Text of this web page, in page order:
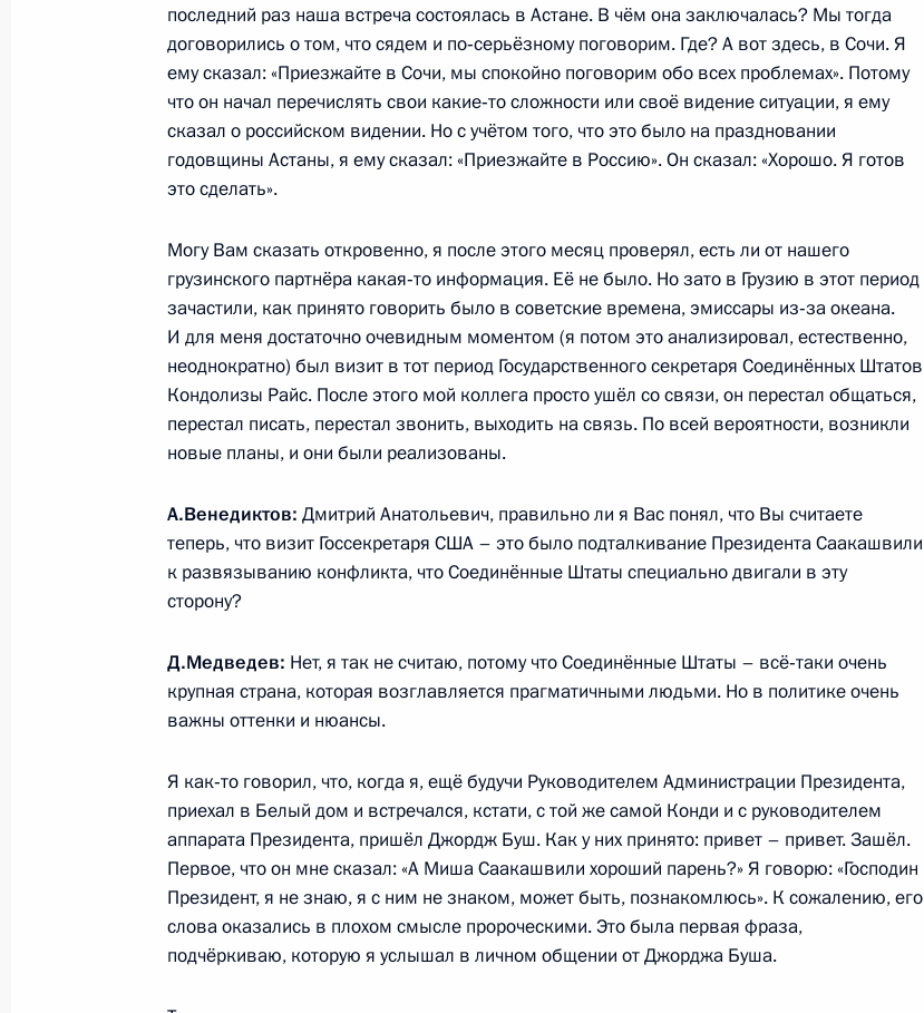
Интервью Дмитрия Медведева
5 августа 2011 года, 10:00 Сочи
2
4 августа 2011 года, четверг
Счётной палаты Сергеем Степашиным
4 августа 2011 года, 16:00 Сочи
Поздравление Президенту США Бараку Обаме с 50-летием
4 августа 2011 года, 15:40
Внесены изменения в Устав гарнизонной и караульной служб
Вооружённых Сил России
4 августа 2011 года, 12:30
Утверждён перечень поручений по итогам встречи
с независимыми директорами и профессиональными
4 августа 2011 года, 09:20
3 августа 2011 года, среда
Телефонный разговор с Президентом США Бараком Обамой
последний раз наша встреча состоялась в Астане. В чём она заключалась? Мы тогда
договорились о том, что сядем и по‑серьёзному поговорим. Где? А вот здесь, в Сочи. Я
ему сказал: «Приезжайте в Сочи, мы спокойно поговорим обо всех проблемах». Потому
что он начал перечислять свои какие‑то сложности или своё видение ситуации, я ему
сказал о российском видении. Но с учётом того, что это было на праздновании
годовщины Астаны, я ему сказал: «Приезжайте в Россию». Он сказал: «Хорошо. Я готов
это сделать».
Могу Вам сказать откровенно, я после этого месяц проверял, есть ли от нашего
грузинского партнёра какая‑то информация. Её не было. Но зато в Грузию в этот период
зачастили, как принято говорить было в советские времена, эмиссары из‑за океана.
И для меня достаточно очевидным моментом (я потом это анализировал, естественно,
неоднократно) был визит в тот период Государственного секретаря Соединённых Штатов
Кондолизы Райс. После этого мой коллега просто ушёл со связи, он перестал общаться,
перестал писать, перестал звонить, выходить на связь. По всей вероятности, возникли
новые планы, и они были реализованы.
А.Венедиктов: Дмитрий Анатольевич, правильно ли я Вас понял, что Вы считаете
теперь, что визит Госсекретаря США – это было подталкивание Президента Саакашвили
к развязыванию конфликта, что Соединённые Штаты специально двигали в эту
сторону?
Д.Медведев: Нет, я так не считаю, потому что Соединённые Штаты – всё‑таки очень
крупная страна, которая возглавляется прагматичными людьми. Но в политике очень
важны оттенки и нюансы.
Я как‑то говорил, что, когда я, ещё будучи Руководителем Администрации Президента,
приехал в Белый дом и встречался, кстати, с той же самой Конди и с руководителем
аппарата Президента, пришёл Джордж Буш. Как у них принято: привет – привет. Зашёл.
Первое, что он мне сказал: «А Миша Саакашвили хороший парень?» Я говорю: «Господин
Президент, я не знаю, я с ним не знаком, может быть, познакомлюсь». К сожалению, его
слова оказались в плохом смысле пророческими. Это была первая фраза,
подчёркиваю, которую я услышал в личном общении от Джорджа Буша.